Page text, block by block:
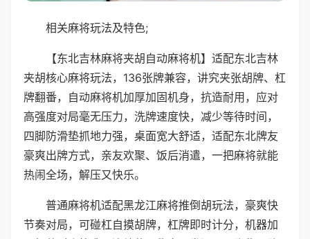
相关麻将玩法及特色;
【东北吉林麻将夹胡自动麻将机】适配东北吉林
夹胡核心麻将玩法，136张牌兼容，讲究夹张胡牌、杠
牌翻番，自动麻将机加厚加固机身，抗造耐用，应对
高强度对局毫无压力，洗牌速度快，减少等待时间，
四脚防滑垫抓地力强，桌面宽大舒适，适配东北牌友
豪爽出牌方式，亲友欢聚、饭后消遣，一把麻将就能
热闹全场，解压又快乐。
普通麻将机适配黑龙江麻将推倒胡玩法，豪爽快
节奏对局，可碰杠自摸胡牌，杠牌即时计分，机器加